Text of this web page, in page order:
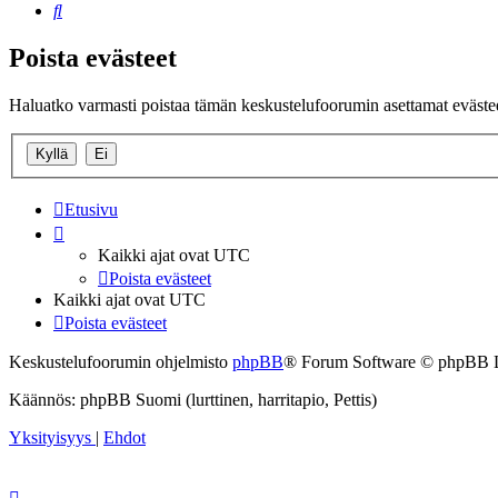
Etsi
Poista evästeet
Haluatko varmasti poistaa tämän keskustelufoorumin asettamat
Etusivu
Kaikki ajat ovat UTC
Poista evästeet
Kaikki ajat ovat UTC
Poista evästeet
Keskustelufoorumin ohjelmisto phpBB® Forum Software © phpBB
Käännös: phpBB Suomi (lurttinen, harritapio, Pettis)
Yksityisyys | Ehdot